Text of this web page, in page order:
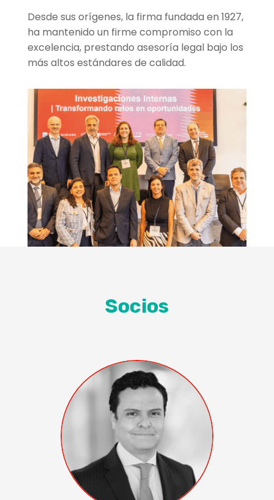
Desde sus orígenes, la firma fundada en 1927,
ha mantenido un firme compromiso con la
excelencia, prestando asesoría legal bajo los
más altos estándares de calidad.
Socios